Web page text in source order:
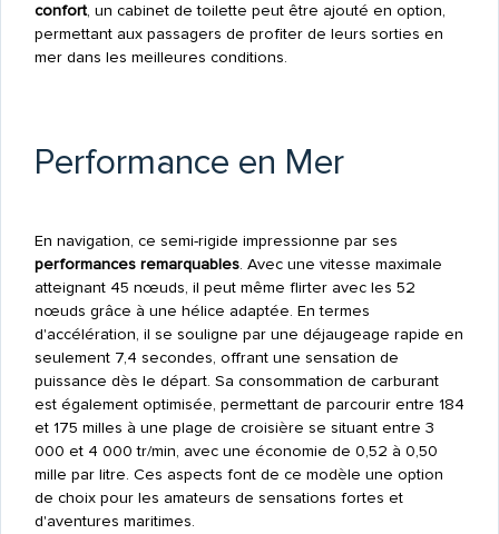
confort, un cabinet de toilette peut être ajouté en option,
permettant aux passagers de profiter de leurs sorties en
mer dans les meilleures conditions.
Performance en Mer
En navigation, ce semi-rigide impressionne par ses
performances remarquables. Avec une vitesse maximale
atteignant 45 nœuds, il peut même flirter avec les 52
nœuds grâce à une hélice adaptée. En termes
d'accélération, il se souligne par une déjaugeage rapide en
seulement 7,4 secondes, offrant une sensation de
puissance dès le départ. Sa consommation de carburant
est également optimisée, permettant de parcourir entre 184
et 175 milles à une plage de croisière se situant entre 3
000 et 4 000 tr/min, avec une économie de 0,52 à 0,50
mille par litre. Ces aspects font de ce modèle une option
de choix pour les amateurs de sensations fortes et
d'aventures maritimes.